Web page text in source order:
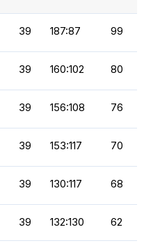
39 187:87 99
39 160:102 80
39 156:108 76
39 153:117 70
39 130:117 68
39 132:130 62